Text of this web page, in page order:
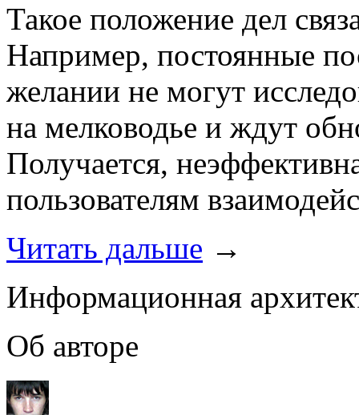
Такое положение дел
Например, постоянные
желании не могут
на мелководье и ждут
Получается,
пользователям
Читать дальше →
Информационная
Об авторе